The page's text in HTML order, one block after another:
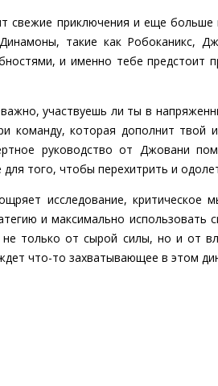
свежие приключения и еще
такие как Робоканикс,
и именно тебе предстоит
участвуешь ли ты в
команду, которая дополнит твой
руководство от Джовани
того, чтобы перехитрить и
исследование, критическое
и максимально
только от сырой силы, но и от
что-то захватывающее в этом